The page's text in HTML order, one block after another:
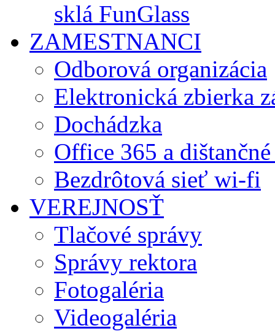
sklá FunGlass
ZAMESTNANCI
Odborová organizácia
Elektronická zbierka
Dochádzka
Office 365 a
Bezdrôtová sieť wi-fi
VEREJNOSŤ
Tlačové správy
Správy rektora
Fotogaléria
Videogaléria